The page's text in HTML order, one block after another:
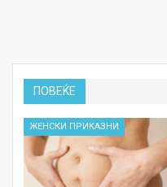
ПОВЕЌЕ
ЖЕНСКИ ПРИКАЗНИ